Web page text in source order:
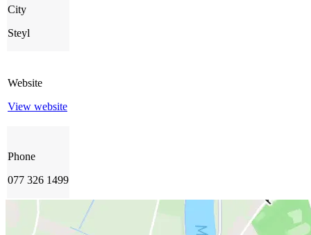
City
Steyl
Website
View website
Phone
077 326 1499